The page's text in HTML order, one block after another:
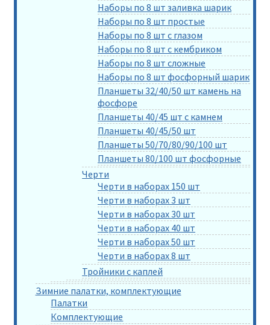
Наборы по 8 шт заливка шарик
Наборы по 8 шт простые
Наборы по 8 шт с глазом
Наборы по 8 шт с кембриком
Наборы по 8 шт сложные
Наборы по 8 шт фосфорный шарик
Планшеты 32/40/50 шт камень на
фосфоре
Планшеты 40/45 шт с камнем
Планшеты 40/45/50 шт
Планшеты 50/70/80/90/100 шт
Планшеты 80/100 шт фосфорные
Черти
Черти в наборах 150 шт
Черти в наборах 3 шт
Черти в наборах 30 шт
Черти в наборах 40 шт
Черти в наборах 50 шт
Черти в наборах 8 шт
Тройники с каплей
Зимние палатки, комплектующие
Палатки
Комплектующие